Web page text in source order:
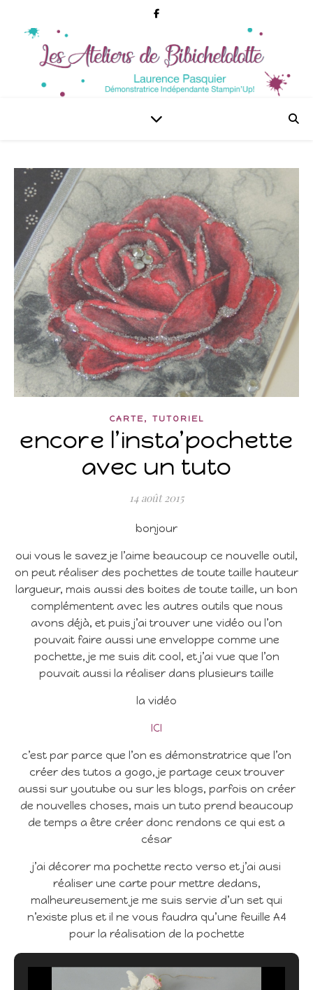
CARTE, TUTORIEL
encore l’insta’pochette
avec un tuto
14 août 2015
bonjour
oui vous le savez je l’aime beaucoup ce nouvelle outil,
on peut réaliser des pochettes de toute taille hauteur
largueur, mais aussi des boites de toute taille, un bon
complémentent avec les autres outils que nous
avons déjà, et puis j’ai trouver une vidéo ou l’on
pouvait faire aussi une enveloppe comme une
pochette, je me suis dit cool, et j’ai vue que l’on
pouvait aussi la réaliser dans plusieurs taille
la vidéo
ICI
c’est par parce que l’on es démonstratrice que l’on
créer des tutos a gogo, je partage ceux trouver
aussi sur youtube ou sur les blogs, parfois on créer
de nouvelles choses, mais un tuto prend beaucoup
de temps a être créer donc rendons ce qui est a
césar
j’ai décorer ma pochette recto verso et j’ai ausi
réaliser une carte pour mettre dedans,
malheureusement je me suis servie d’un set qui
n’existe plus et il ne vous faudra qu’une feuille A4
pour la réalisation de la pochette